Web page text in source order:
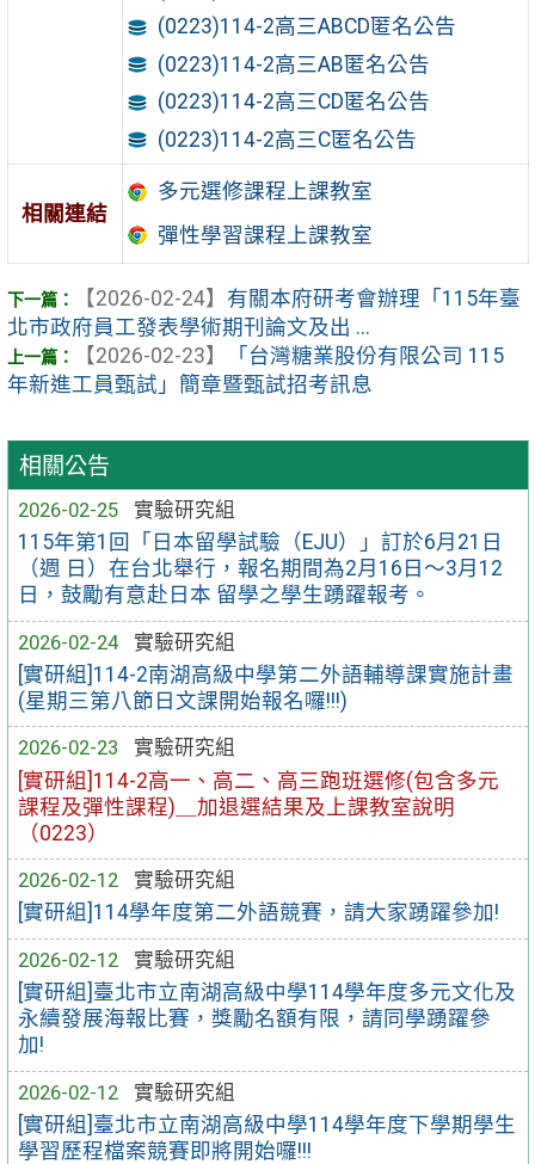
相關公告
2026-02-25
實驗研究組
115年第1回「日本留學試驗（EJU）」訂於6月21日
（週 日）在台北舉行，報名期間為2月16日～3月12
日，鼓勵有意赴日本 留學之學生踴躍報考。
2026-02-24
實驗研究組
[實研組]114-2南湖高級中學第二外語輔導課實施計畫
(星期三第八節日文課開始報名囉!!!)
2026-02-23
實驗研究組
[實研組]114-2高一、高二、高三跑班選修(包含多元
課程及彈性課程)＿加退選結果及上課教室說明
（0223）
2026-02-12
實驗研究組
[實研組]114學年度第二外語競賽，請大家踴躍參加!
2026-02-12
實驗研究組
[實研組]臺北市立南湖高級中學114學年度多元文化及
永續發展海報比賽，獎勵名額有限，請同學踴躍參
加!
2026-02-12
實驗研究組
[實研組]臺北市立南湖高級中學114學年度下學期學生
學習歷程檔案競賽即將開始囉!!!
(0223)114-2高三ABCD匿名公告
(0223)114-2高三AB匿名公告
(0223)114-2高三CD匿名公告
(0223)114-2高三C匿名公告
相關連結
多元選修課程上課教室
彈性學習課程上課教室
【2026-02-24】 有關本府研考會辦理「115年臺
北市政府員工發表學術期刊論文及出 ...
【2026-02-23】
「台灣糖業股份有限公司 115
年新進工員甄試」簡章暨甄試招考訊息